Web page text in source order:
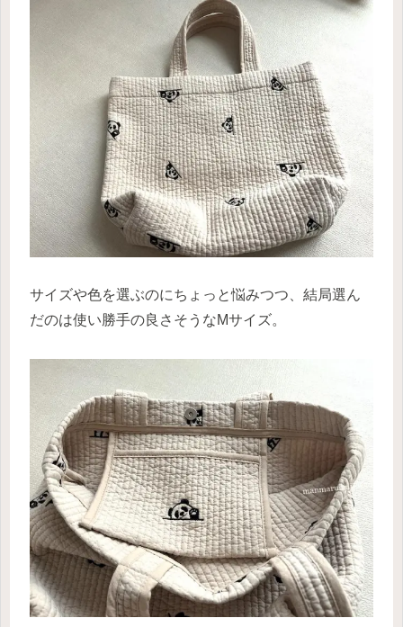
サイズや色を選ぶのにちょっと悩みつつ、結局選ん
だのは使い勝手の良さそうなMサイズ。